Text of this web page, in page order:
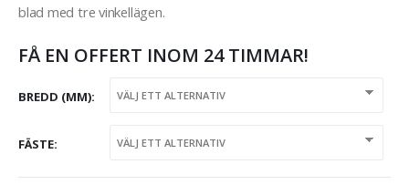
blad med tre vinkellägen.
FÅ EN OFFERT INOM 24 TIMMAR!
BREDD (MM)
FÄSTE